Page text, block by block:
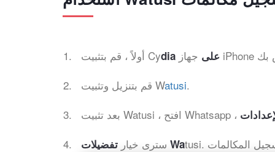
أولاً ، قم بتثبيت Cy dia على
قم بتنزيل وتثبيت Watusi.
سترى خيار تفضيلات Wa